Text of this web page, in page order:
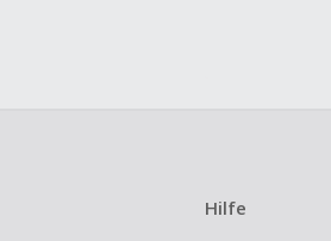
Hilfe